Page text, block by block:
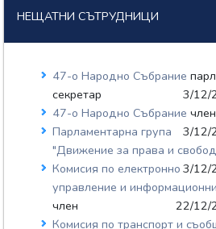
НЕЩАТНИ СЪТРУДНИЦИ
47-о Народно Събрание
секретар
3/12/
47-о Народно Събраниечлен
3/12/
Парламентарна група
"Движение за права и
3/12/
Комисия по електронно
управление и
член
22/12/
Комисия по транспорт и